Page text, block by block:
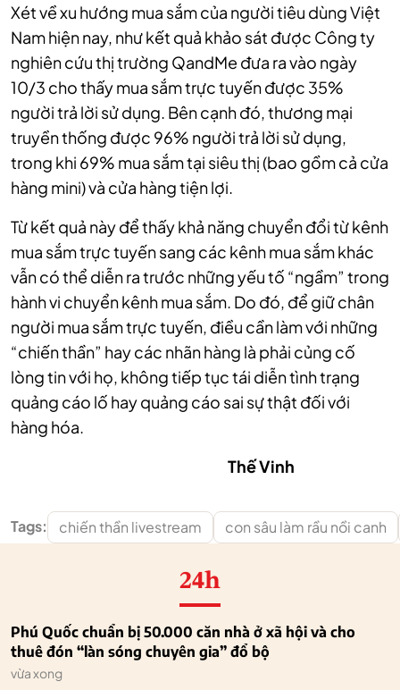
Xét về xu hướng mua sắm của người tiêu dùng Việt
Nam hiện nay, như kết quả khảo sát được Công ty
nghiên cứu thị trường QandMe đưa ra vào ngày
10/3 cho thấy mua sắm trực tuyến được 35%
người trả lời sử dụng. Bên cạnh đó, thương mại
truyền thống được 96% người trả lời sử dụng,
trong khi 69% mua sắm tại siêu thị (bao gồm cả cửa
hàng mini) và cửa hàng tiện lợi.
Từ kết quả này để thấy khả năng chuyển đổi từ kênh
mua sắm trực tuyến sang các kênh mua sắm khác
vẫn có thể diễn ra trước những yếu tố “ngầm” trong
hành vi chuyển kênh mua sắm. Do đó, để giữ chân
người mua sắm trực tuyến, điều cần làm với những
“chiến thần” hay các nhãn hàng là phải củng cố
lòng tin với họ, không tiếp tục tái diễn tình trạng
quảng cáo lố hay quảng cáo sai sự thật đối với
hàng hóa.
Thế Vinh
Tags: chiến thần livestream con sâu làm rầu nồi canh
24h
Phú Quốc chuẩn bị 50.000 căn nhà ở xã hội và cho
thuê đón “làn sóng chuyên gia” đổ bộ
vừa xong